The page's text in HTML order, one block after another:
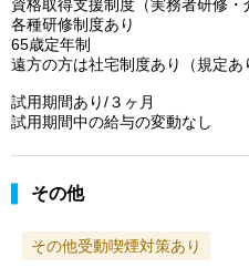
資格取得支援制度（実務者研修・
各種研修制度あり
65歳定年制
遠方の方は社宅制度あり（規定あ
試用期間あり/３ヶ月
試用期間中の給与の変動なし
その他
その他受動喫煙対策あり